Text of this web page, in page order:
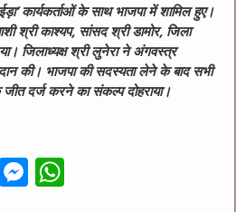
कार्यकर्ताओं के साथ भाजपा में शामिल हुए।
श्री काश्यप, सांसद श्री डामोर, जिला
जिलाध्यक्ष श्री लुनेरा ने अंगवस्त्र
की। भाजपा की सदस्यता लेने के बाद सभी
जीत दर्ज करने का संकल्प दोहराया।
E
M